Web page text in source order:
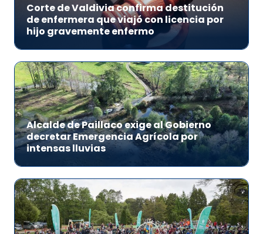
Corte de Valdivia confirma destitución
de enfermera que viajó con licencia por
hijo gravemente enfermo
Alcalde de Paillaco exige al Gobierno
decretar Emergencia Agrícola por
intensas lluvias